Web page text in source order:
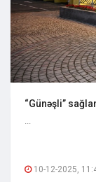
“Günəşli”
...
10-12-2025,